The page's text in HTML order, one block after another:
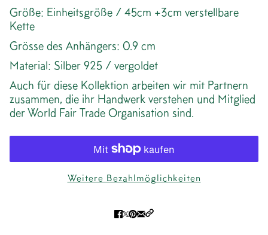
Größe: Einheitsgröße / 45cm +3cm verstellbare
Kette
Grösse des Anhängers: 0.9 cm
Material: Silber 925 / vergoldet
Auch für diese Kollektion arbeiten wir mit Partnern
zusammen, die ihr Handwerk verstehen und Mitglied
der World Fair Trade Organisation sind.
Weitere Bezahlmöglichkeiten